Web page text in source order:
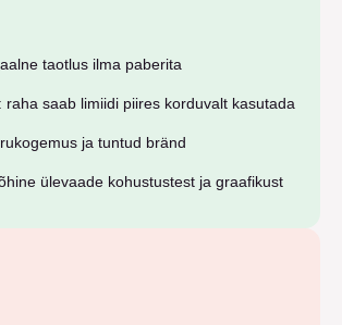
taotlus ilma paberita
raha saab limiidi piires korduvalt kasutada
ja tuntud bränd
ülevaade kohustustest ja graafikust